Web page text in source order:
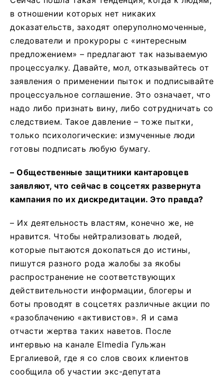
в отношении которых нет никаких
доказательств, заходят оперуполномоченные,
следователи и прокуроры с «интересным
предложением» – предлагают так называемую
процессуалку. Давайте, мол, отказывайтесь от
заявления о применении пыток и подписывайте
процессуальное соглашение. Это означает, что
надо либо признать вину, либо сотрудничать со
следствием. Такое давление – тоже пытки,
только психологические: измученные люди
готовы подписать любую бумагу.
– Общественные защитники кантаровцев
заявляют, что сейчас в соцсетях развернута
кампания по их дискредитации. Это правда?
– Их деятельность властям, конечно же, не
нравится. Чтобы нейтрализовать людей,
которые пытаются докопаться до истины,
пишутся разного рода жалобы за якобы
распространение не соответствующих
действительности информации, блогеры и
боты проводят в соцсетях различные акции по
«разоблачению «активистов». Я и сама
отчасти жертва таких наветов. После
интервью на канале Elmedia Гульжан
Ергалиевой, где я со слов своих клиентов
сообщила об участии экс-депутата